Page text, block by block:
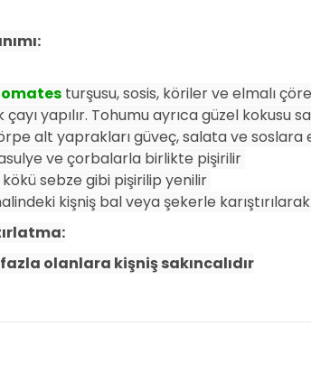
turşusu, sosis, köriler ve elmalı
çayı yapılır. Tohumu ayrıca güzel kokusu
alt yaprakları güveç, salata ve soslara
ve çorbalarla birlikte pişirilir
kökü sebze gibi pişirilip yenilir
kişniş bal veya şekerle karıştırılarak
fazla olanlara kişniş sakıncalıdır
bilgisi, resim, ürün açıklamalarında ve diğer